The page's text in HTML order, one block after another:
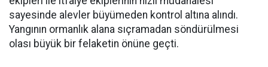
sayesinde alevler büyümeden kontrol altına alındı.
Yangının ormanlık alana sıçramadan söndürülmesi
olası büyük bir felaketin önüne geçti.